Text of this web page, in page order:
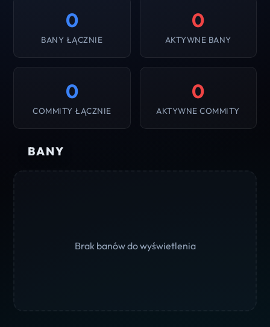
0
BANY ŁĄCZNIE
0
AKTYWNE BANY
0
COMMITY ŁĄCZNIE
0
AKTYWNE COMMITY
BANY
Brak banów do wyświetlenia